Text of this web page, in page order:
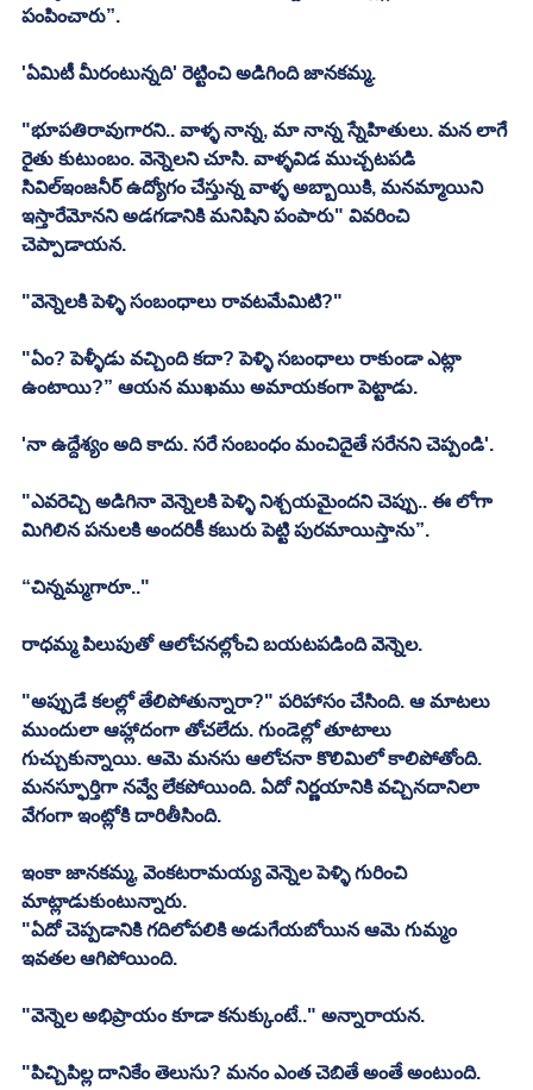
పంపించారు”.
'ఏమిటీ మీరంటున్నది' రెట్టించి అడిగింది జానకమ్మ.
"భూపతిరావుగారని.. వాళ్ళ నాన్న, మా నాన్న స్నేహితులు. మన లాగే
రైతు కుటుంబం. వెన్నెలని చూసి. వాళ్ళవిడ ముచ్చటపడి
సివిల్‌ఇంజనీర్‌ ఉద్యోగం చేస్తున్న వాళ్ళ అబ్బాయికి, మనమ్మాయిని
ఇస్తారేమోనని అడగడానికి మనిషిని పంపారు" వివరించి
చెప్పాడాయన.
"వెన్నెలకి పెళ్ళి సంబంధాలు రావటమేమిటి?"
"ఏం? పెళ్ళీడు వచ్చింది కదా? పెళ్ళి సబంధాలు రాకుండా ఎట్లా
ఉంటాయి?” ఆయన ముఖము అమాయకంగా పెట్టాడు.
'నా ఉద్దేశ్యం అది కాదు. సరే సంబంధం మంచిదైతే సరేనని చెప్పండి'.
"ఎవరెచ్చి అడిగినా వెన్నెలకి పెళ్ళి నిశ్చయమైందని చెప్పు.. ఈ లోగా
మిగిలిన పనులకి అందరికీ కబురు పెట్టి పురమాయిస్తాను”.
“చిన్నమ్మగారూ.."
రాధమ్మ పిలుపుతో ఆలోచనల్లోంచి బయటపడింది వెన్నెల.
"అప్పుడే కలల్లో తేలిపోతున్నారా?" పరిహాసం చేసింది. ఆ మాటలు
ముందులా ఆహ్లాదంగా తోచలేదు. గుండెల్లో తూటాలు
గుచ్చుకున్నాయి. ఆమె మనసు ఆలోచనా కొలిమిలో కాలిపోతోంది.
మనస్ఫూర్తిగా నవ్వే లేకపోయింది. ఏదో నిర్ణయానికి వచ్చినదానిలా
వేగంగా ఇంట్లోకి దారితీసింది.
ఇంకా జానకమ్మ, వెంకటరామయ్య వెన్నెల పెళ్ళి గురించి
మాట్లాడుకుంటున్నారు.
"ఏదో చెప్పడానికి గదిలోపలికి అడుగేయబోయిన ఆమె గుమ్మం
ఇవతల ఆగిపోయింది.
"వెన్నెల అభిప్రాయం కూడా కనుక్కుంటే.." అన్నారాయన.
"పిచ్చిపిల్ల దానికేం తెలుసు? మనం ఎంత చెబితే అంతే అంటుంది.